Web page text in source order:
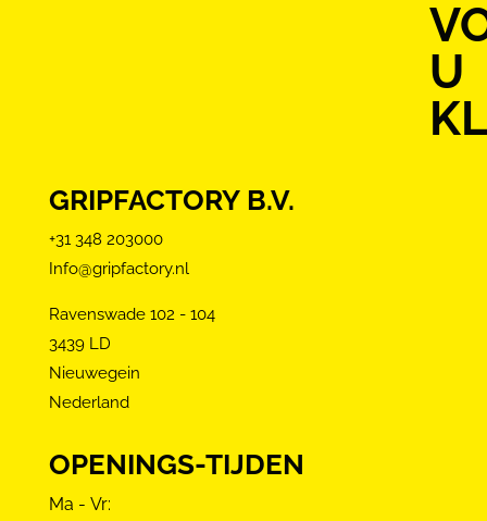
U
GRIPFACTORY B.V.
+31 348 203000
Info@gripfactory.nl
Ravenswade 102 - 104
3439 LD
Nieuwegein
Nederland
OPENINGS-TIJDEN
Ma - Vr: